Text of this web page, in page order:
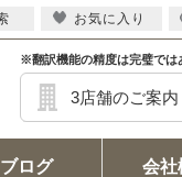
※翻訳機能の精度は完璧では
3店舗のご案内
ブログ 会社
お気に入り